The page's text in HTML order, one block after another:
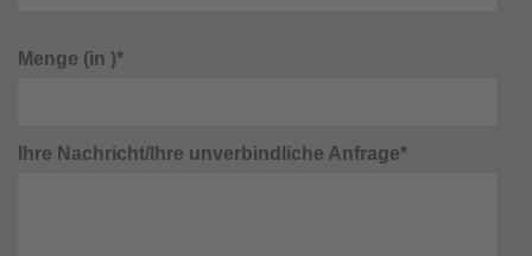
Menge (in )*
Ihre Nachricht/Ihre unverbindliche Anfrage*